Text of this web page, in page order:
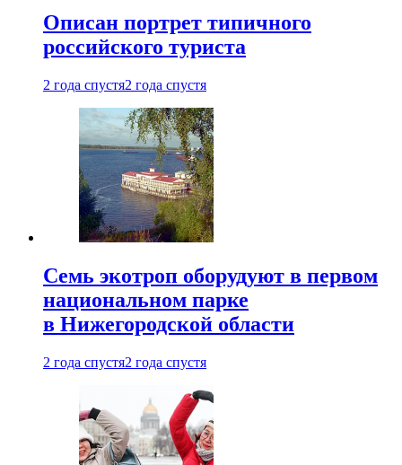
Описан портрет типичного
российского туриста
2 года спустя2 года спустя
Семь экотроп оборудуют в первом
национальном парке
в Нижегородской области
2 года спустя2 года спустя